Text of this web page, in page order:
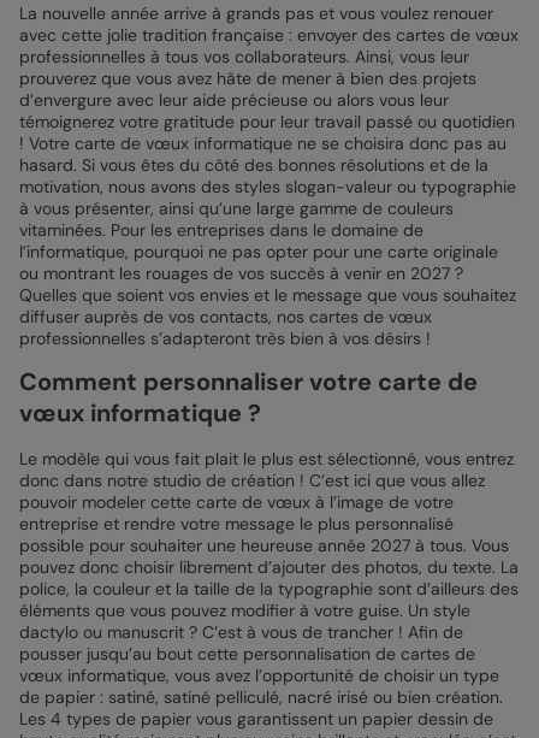
La nouvelle année arrive à grands pas et vous voulez renouer
avec cette jolie tradition française : envoyer des cartes de vœux
professionnelles à tous vos collaborateurs. Ainsi, vous leur
prouverez que vous avez hâte de mener à bien des projets
d’envergure avec leur aide précieuse ou alors vous leur
témoignerez votre gratitude pour leur travail passé ou quotidien
! Votre carte de vœux informatique ne se choisira donc pas au
hasard. Si vous êtes du côté des bonnes résolutions et de la
motivation, nous avons des styles slogan-valeur ou typographie
à vous présenter, ainsi qu’une large gamme de couleurs
vitaminées. Pour les entreprises dans le domaine de
l’informatique, pourquoi ne pas opter pour une carte originale
ou montrant les rouages de vos succès à venir en 2027 ?
Quelles que soient vos envies et le message que vous souhaitez
diffuser auprès de vos contacts, nos cartes de vœux
professionnelles s’adapteront très bien à vos désirs !
Comment personnaliser votre carte de
vœux informatique ?
Le modèle qui vous fait plait le plus est sélectionné, vous entrez
donc dans notre studio de création ! C’est ici que vous allez
pouvoir modeler cette carte de vœux à l’image de votre
entreprise et rendre votre message le plus personnalisé
possible pour souhaiter une heureuse année 2027 à tous. Vous
pouvez donc choisir librement d’ajouter des photos, du texte. La
police, la couleur et la taille de la typographie sont d’ailleurs des
éléments que vous pouvez modifier à votre guise. Un style
dactylo ou manuscrit ? C’est à vous de trancher ! Afin de
pousser jusqu’au bout cette personnalisation de cartes de
vœux informatique, vous avez l’opportunité de choisir un type
de papier : satiné, satiné pelliculé, nacré irisé ou bien création.
Les 4 types de papier vous garantissent un papier dessin de